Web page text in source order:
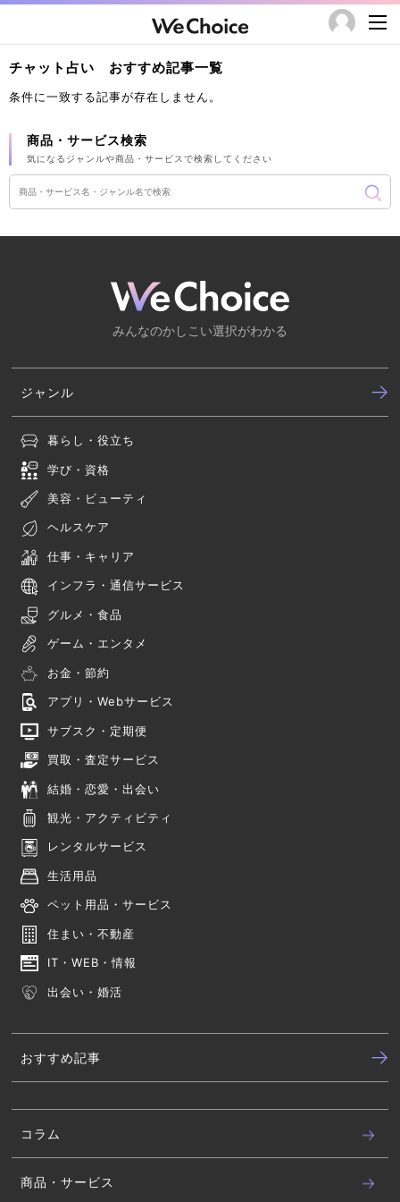
チャット占い おすすめ記事一覧
条件に一致する記事が存在しません。
商品・サービス検索
気になるジャンルや商品・サービスで検索してください
みんなのかしこい選択がわかる
ジャンル
暮らし・役立ち
学び・資格
美容・ビューティ
ヘルスケア
仕事・キャリア
インフラ・通信サービス
グルメ・食品
ゲーム・エンタメ
お金・節約
アプリ・Webサービス
サブスク・定期便
買取・査定サービス
結婚・恋愛・出会い
観光・アクティビティ
レンタルサービス
生活用品
ペット用品・サービス
住まい・不動産
IT・WEB・情報
出会い・婚活
おすすめ記事
コラム
商品・サービス